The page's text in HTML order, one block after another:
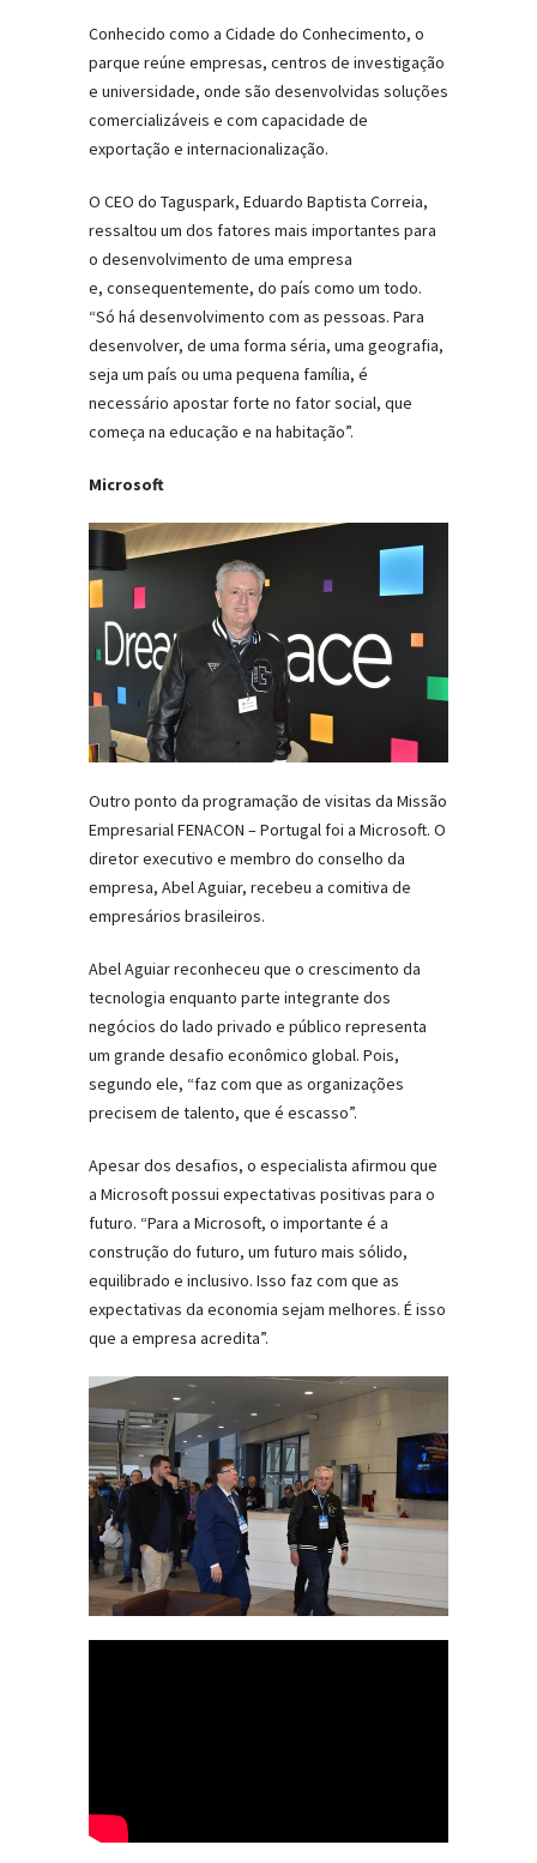
Conhecido como a Cidade do Conhecimento, o
parque reúne empresas, centros de investigação
e universidade, onde são desenvolvidas soluções
comercializáveis e com capacidade de
exportação e internacionalização.
O CEO do Taguspark, Eduardo Baptista Correia,
ressaltou um dos fatores mais importantes para
o desenvolvimento de uma empresa
e, consequentemente, do país como um todo.
“Só há desenvolvimento com as pessoas. Para
desenvolver, de uma forma séria, uma geografia,
seja um país ou uma pequena família, é
necessário apostar forte no fator social, que
começa na educação e na habitação”.
Microsoft
Outro ponto da programação de visitas da Missão
Empresarial FENACON – Portugal foi a Microsoft. O
diretor executivo e membro do conselho da
empresa, Abel Aguiar, recebeu a comitiva de
empresários brasileiros.
Abel Aguiar reconheceu que o crescimento da
tecnologia enquanto parte integrante dos
negócios do lado privado e público representa
um grande desafio econômico global. Pois,
segundo ele, “faz com que as organizações
precisem de talento, que é escasso”.
Apesar dos desafios, o especialista afirmou que
a Microsoft possui expectativas positivas para o
futuro. “Para a Microsoft, o importante é a
construção do futuro, um futuro mais sólido,
equilibrado e inclusivo. Isso faz com que as
expectativas da economia sejam melhores. É isso
que a empresa acredita”.